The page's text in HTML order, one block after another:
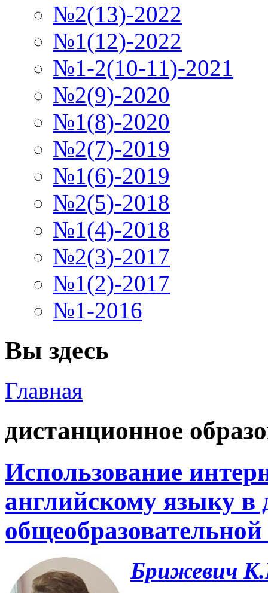
№2(13)-2022
№1(12)-2022
№1-2(10-11)-2021
№2(9)-2020
№1(8)-2020
№2(7)-2019
№1(6)-2019
№2(5)-2018
№1(4)-2018
№2(3)-2017
№1(2)-2017
№1-2016
Вы здесь
Главная
дистанционное
Использование
английскому языку
Брижевич